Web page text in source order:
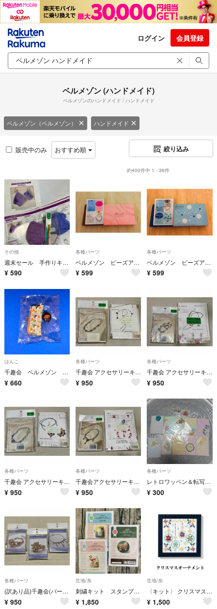
ログイン 会員登録
ベルメゾン (ハンドメイド)
ベルメゾンのハンドメイド / ハンドメイド
ベルメゾン（ベルメゾン） ハンドメイド
販売中のみ おすすめ順 絞り込み
約400件中 1 - 36件
その他
週末セール 手作りキット
¥ 590
各種パーツ
ベルメゾン ビーズアクセサリー製作キット ローズピンク
¥ 599
各種パーツ
ベルメゾン ビーズアクセサリー製作キット ブルーグリーン
¥ 599
はんこ
千趣会 ベルメゾン 朱肉付きハンコ入れ 新品
¥ 660
各種パーツ
千趣会 アクセサリーキット2点(ドロッセル/ネコメ石)
¥ 950
各種パーツ
千趣会 アクセサリーキット2点(ヴィオラノーチェ/オールドローズ)
¥ 950
各種パーツ
千趣会 アクセサリーキット2点(アクアセラータ/グラスビーズ)
¥ 950
各種パーツ
千趣会アクセサリーキット2点(ノアール/ヒガンバナ)
¥ 950
各種パーツ
レトロワッペン＆転写シールセット
¥ 300
各種パーツ
(訳あり品)千趣会(パールシズク)アクセサリーキット3点
¥ 950
生地/糸
刺繍キット スタンプワークのアニマルブローチコレクション 白くまフラミンゴひつじ
¥ 1,850
生地/糸
〈キット〉 クリスマスオーナメント
¥ 1,500